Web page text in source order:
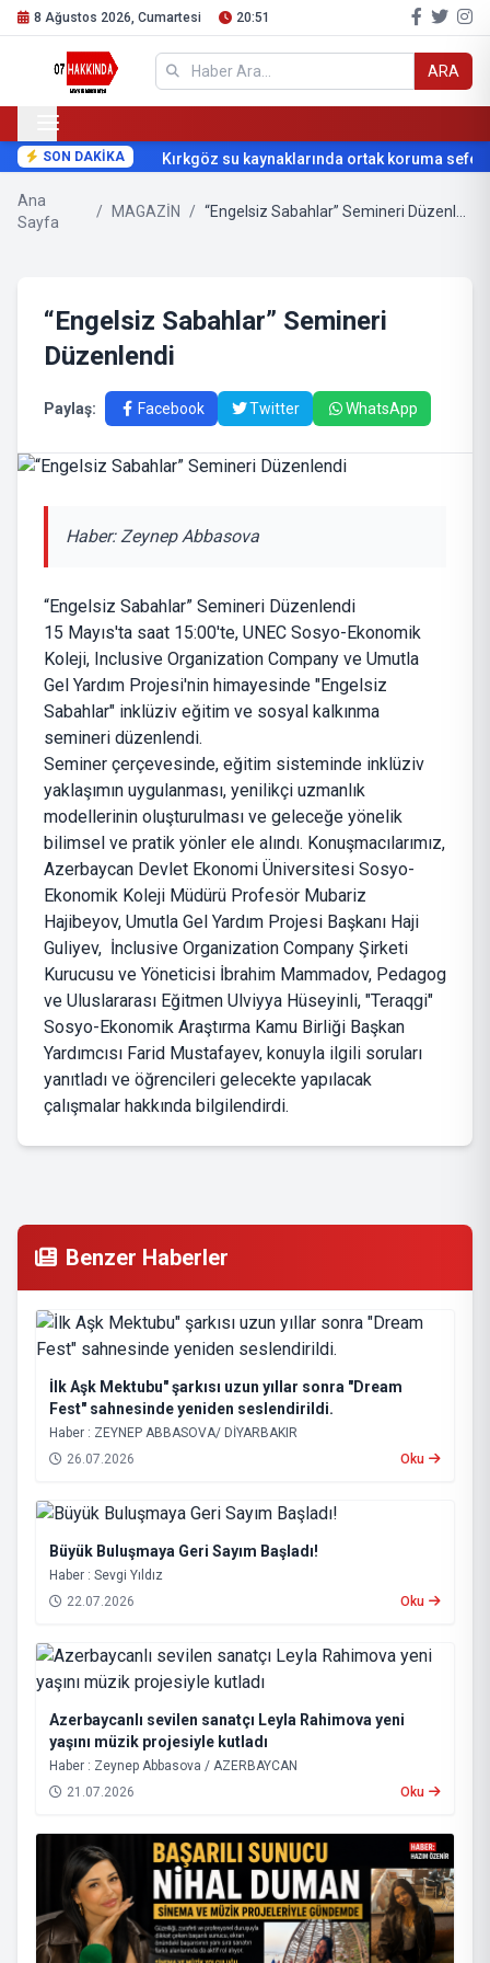
8 Ağustos 2026, Cumartesi 20:51
ARA
SON DAKİKA Kırkgöz su kaynaklarında ortak koruma
Ana
Sayfa
/ MAGAZİN /
“Engelsiz Sabahlar” Semineri
Düzenlendi
Paylaş: Facebook Twitter WhatsApp
Haber: Zeynep Abbasova
“Engelsiz Sabahlar” Semineri Düzenlendi
15 Mayıs'ta saat 15:00'te, UNEC Sosyo-Ekonomik
Koleji, Inclusive Organization Company ve Umutla
Gel Yardım Projesi'nin himayesinde "Engelsiz
Sabahlar" inklüziv eğitim ve sosyal kalkınma
semineri düzenlendi.
Seminer çerçevesinde, eğitim sisteminde inklüziv
yaklaşımın uygulanması, yenilikçi uzmanlık
modellerinin oluşturulması ve geleceğe yönelik
bilimsel ve pratik yönler ele alındı. Konuşmacılarımız,
Azerbaycan Devlet Ekonomi Üniversitesi Sosyo-
Ekonomik Koleji Müdürü Profesör Mubariz
Hajibeyov, Umutla Gel Yardım Projesi Başkanı Haji
Guliyev, İnclusive Organization Company Şirketi
Kurucusu ve Yöneticisi İbrahim Mammadov, Pedagog
ve Uluslararası Eğitmen Ulviyya Hüseyinli, "Teraqgi"
Sosyo-Ekonomik Araştırma Kamu Birliği Başkan
Yardımcısı Farid Mustafayev, konuyla ilgili soruları
yanıtladı ve öğrencileri gelecekte yapılacak
çalışmalar hakkında bilgilendirdi.
Benzer Haberler
İlk Aşk Mektubu" şarkısı uzun yıllar sonra "Dream
Fest" sahnesinde yeniden seslendirildi.
Haber : ZEYNEP ABBASOVA/ DİYARBAKIR
26.07.2026
Oku
Büyük Buluşmaya Geri Sayım Başladı!
Haber : Sevgi Yıldız
22.07.2026
Oku
Azerbaycanlı sevilen sanatçı Leyla Rahimova yeni
yaşını müzik projesiyle kutladı
Haber : Zeynep Abbasova / AZERBAYCAN
21.07.2026
Oku